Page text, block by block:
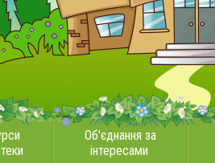
Об'єднання за
інтересами